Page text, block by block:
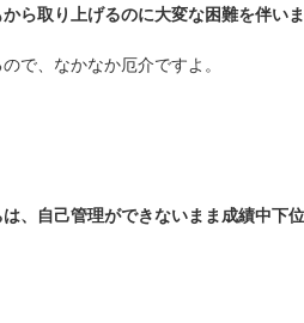
ら取り上げるのに大変な困難を伴いま
で、なかなか厄介ですよ。
、自己管理ができないまま成績中下